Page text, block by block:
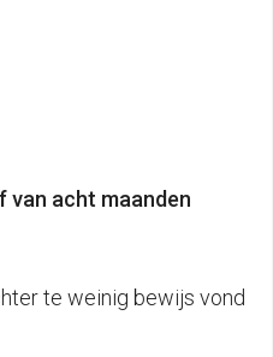
van acht maanden
te weinig bewijs vond